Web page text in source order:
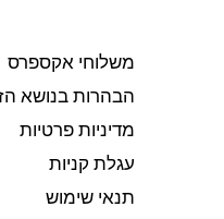
משלוחי אקספרס
הבהרות בנושא
מדיניות פרטיות
עגלת קניות
תנאי שימוש